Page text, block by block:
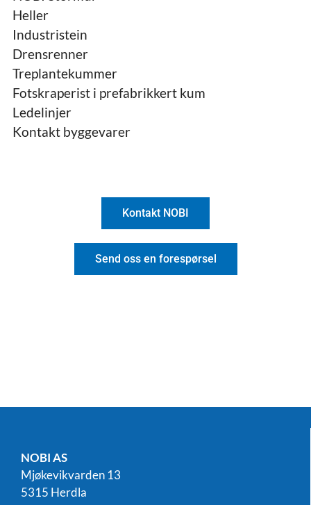
Heller
Industristein
Drensrenner
Treplantekummer
Fotskraperist i prefabrikkert kum
Ledelinjer
Kontakt byggevarer
Kontakt NOBI
Send oss en forespørsel
NOBI AS
Mjøkevikvarden 13
5315 Herdla